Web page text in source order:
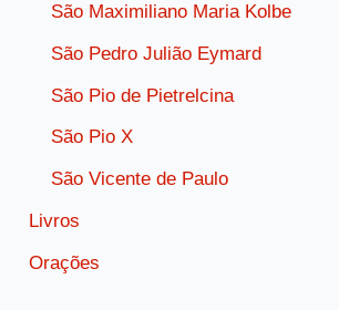
São Maximiliano Maria Kolbe
São Pedro Julião Eymard
São Pio de Pietrelcina
São Pio X
São Vicente de Paulo
Livros
Orações